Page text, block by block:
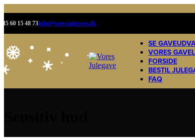
60 15 48 73info@voresjulegave.dk
SE
VORES
FORSIDE
BESTIL
FAQ